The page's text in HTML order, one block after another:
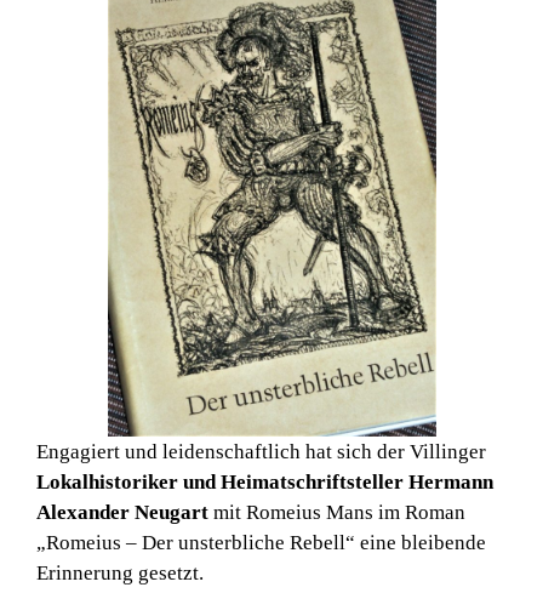
Engagiert und leidenschaftlich hat sich der Villinger
Lokalhistoriker und Heimatschriftsteller Hermann
Alexander Neugart mit Romeius Mans im Roman
„Romeius – Der unsterbliche Rebell“ eine bleibende
Erinnerung gesetzt.